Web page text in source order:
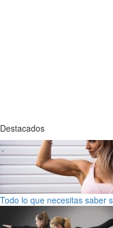
Destacados
Todo lo que necesitas saber